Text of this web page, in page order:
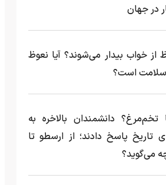
در جهان
از خواب بیدار می‌شوند؟ آیا نعوظ
است؟
دانشمندان بالاخره به
تاریخ پاسخ دادند؛ از ارسطو تا
می‌گوید؟